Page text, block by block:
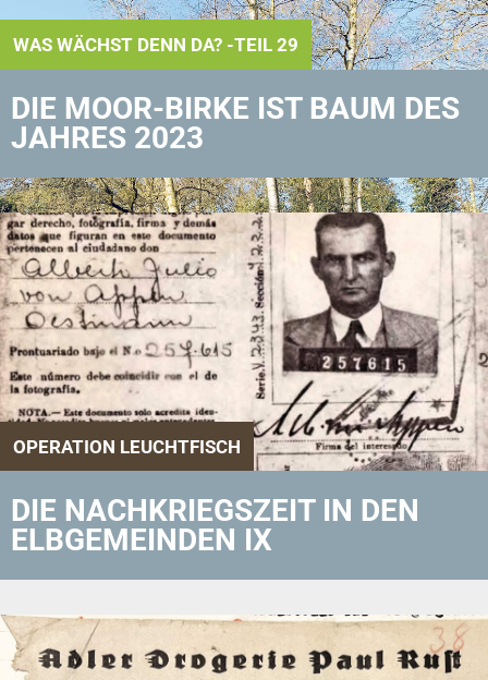
WAS WÄCHST DENN DA? -TEIL 29
DIE MOOR-BIRKE IST BAUM DES
JAHRES 2023
OPERATION LEUCHTFISCH
DIE NACHKRIEGSZEIT IN DEN
ELBGEMEINDEN IX